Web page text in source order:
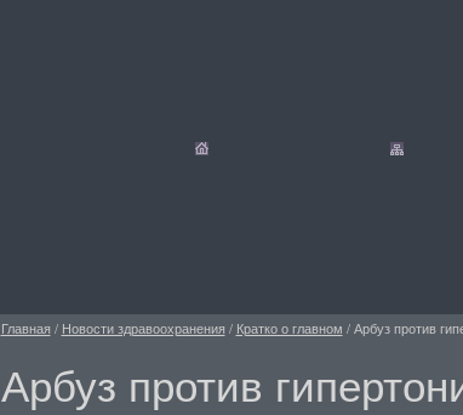
Главная / Новости здравоохранения / Кратко о главном /Арбуз против
Арбуз против